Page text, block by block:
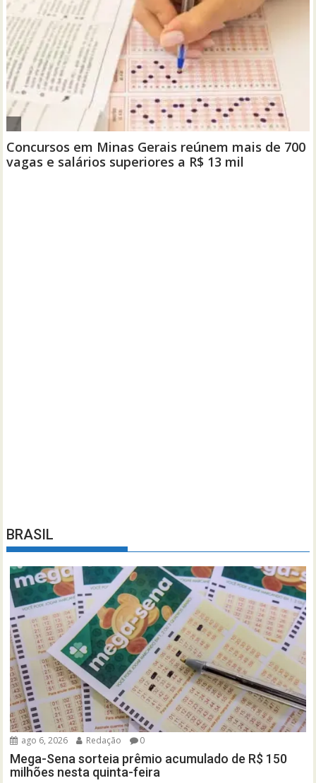
BRASIL
ago 6, 2026 Redação 0
Mega-Sena sorteia prêmio acumulado de R$ 150
milhões nesta quinta-feira